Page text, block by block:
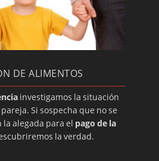
investigadores
Valencia
privado
regulador.
DE ALIMENTOS
investigamos la situación
Si sospecha que no se
alegada para el pago de la
la verdad.